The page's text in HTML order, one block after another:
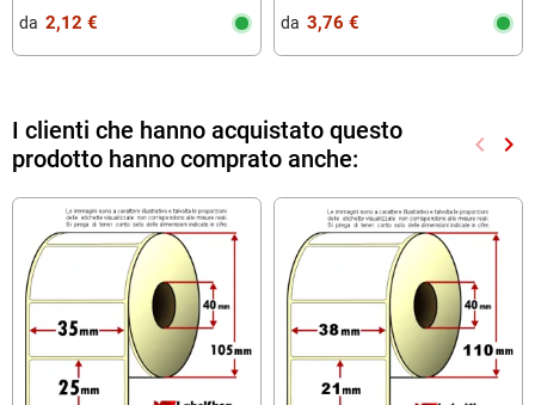
da‎ ‎ 2,12 € da‎ ‎ 3,76 €
I clienti che hanno acquistato questo
prodotto hanno comprato anche:
keyboard_arrow_left keyboard_arrow_right